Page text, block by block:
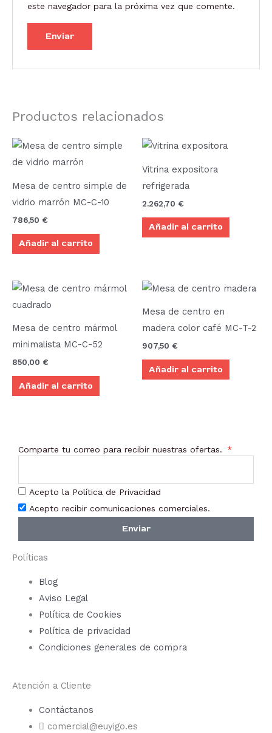
este navegador para la próxima vez que comente.
Productos relacionados
Mesa de centro simple de
vidrio marrón MC-C-10
786,50 €
Añadir al carrito
Vitrina expositora
refrigerada
2.262,70 €
Añadir al carrito
Mesa de centro mármol
minimalista MC-C-52
850,00 €
Añadir al carrito
Mesa de centro en
madera color café MC-T-2
907,50 €
Añadir al carrito
Comparte tu correo para recibir nuestras ofertas.
Acepto la Política de Privacidad
Acepto recibir comunicaciones comerciales.
Enviar
Políticas
Blog
Aviso Legal
Política de Cookies
Política de privacidad
Condiciones generales de compra
Atención a Cliente
Contáctanos
comercial@euyigo.es